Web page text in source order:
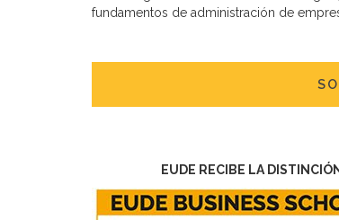
fundamentos de administración de
EUDE RECIBE LA